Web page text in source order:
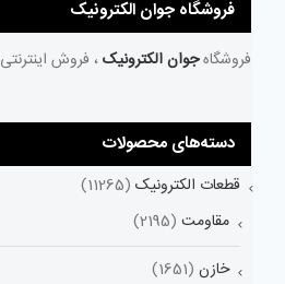
فروشگاه جوان الکترونیک
فروشگاهجوان الکترونیک ، فروش اینترنتی
دسته‌های محصولات
قطعات الکترونیک (11265)
مقاومت (2195)
خازن (1651)